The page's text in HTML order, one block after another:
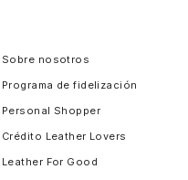
Sobre nosotros
Programa de fidelización
Personal Shopper
Crédito Leather Lovers
Leather For Good